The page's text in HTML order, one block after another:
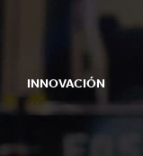
INNOVACIÓN